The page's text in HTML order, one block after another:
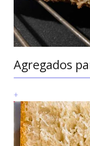
Agregados
+